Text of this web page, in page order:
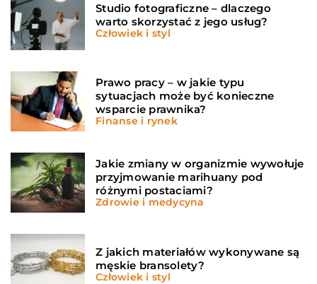
Studio fotograficzne – dlaczego
warto skorzystać z jego usług?
Człowiek i styl
Prawo pracy – w jakie typu
sytuacjach może być konieczne
wsparcie prawnika?
Finanse i rynek
Jakie zmiany w organizmie wywołuje
przyjmowanie marihuany pod
różnymi postaciami?
Zdrowie i medycyna
Z jakich materiałów wykonywane są
męskie bransolety?
Człowiek i styl